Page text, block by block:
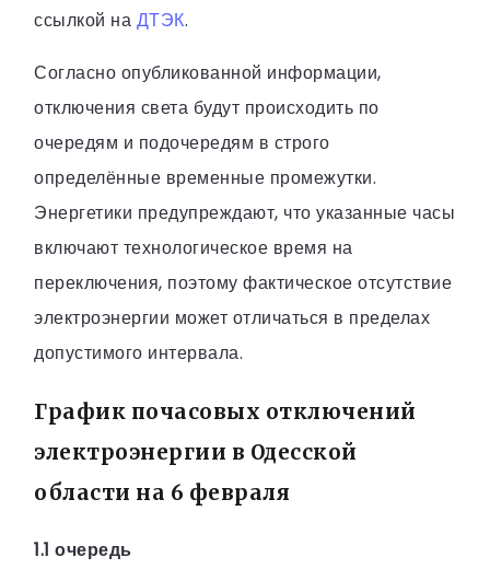
ссылкой на ДТЭК.
Согласно опубликованной информации,
отключения света будут происходить по
очередям и подочередям в строго
определённые временные промежутки.
Энергетики предупреждают, что указанные часы
включают технологическое время на
переключения, поэтому фактическое отсутствие
электроэнергии может отличаться в пределах
допустимого интервала.
График почасовых отключений
электроэнергии в Одесской
области на 6 февраля
1.1 очередь